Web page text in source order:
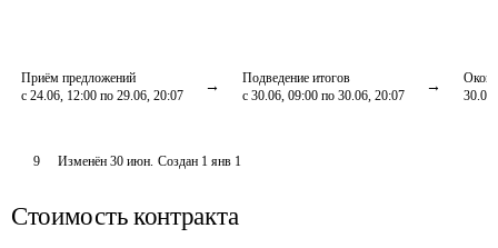
Приём предложений
с 24.06, 12:00 по 29.06, 20:07
Подведение итогов
с 30.06, 09:00 по 30.06, 20:07
9 Изменён 30 июн. Создан 1 янв 1
Стоимость контракта